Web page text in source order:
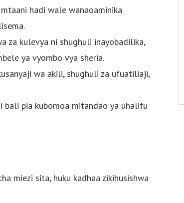
hadi wale wanaoaminika
za kulevya ni shughuli inayobadilika,
ya vyombo vya sheria.
wa akili, shughuli za ufuatiliaji,
bali pia kubomoa mitandao ya uhalifu
miezi sita, huku kadhaa zikihusishwa